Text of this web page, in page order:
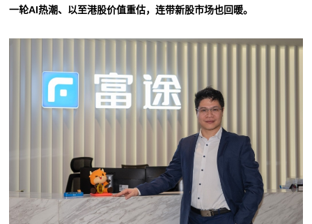
一轮AI热潮、以至港股价值重估，连带新股市场也回暖。